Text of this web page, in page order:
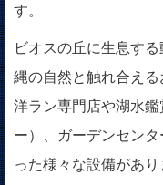
す。
ビオスの丘に生息す
縄の自然と触れ合える
洋ラン専門店や湖水
ー）、ガーデンセン
った様々な設備があり